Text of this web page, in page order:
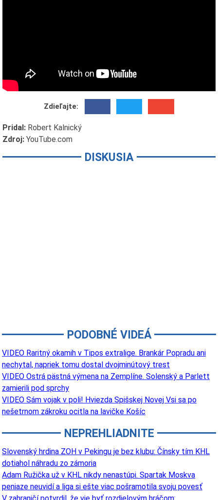
Zdieľajte:
Pridal: Robert Kalnický
Zdroj: YouTube.com
DISKUSIA
PODOBNÉ VIDEÁ
VIDEO Raritný okamih v Tipos extralige. Brankár Popradu ani
nechytal, napriek tomu dostal dvojminútový trest
VIDEO Ostrá pästná výmena na Zemplíne. Solenský a Parlett
zamierili pod sprchy
VIDEO Sám vojak v poli! Hviezda Spišskej Novej Vsi sa po
nešetrnom zákroku ocitla na lavičke Košíc
NEPREHLIADNITE
Slovenský hrdina ZOH v Pekingu je bez klubu: Čínsky tím KHL
dotiahol náhradu zo zámoria
Adam Ružička už v KHL nikdy nenastúpi. Spartak Moskva
peniaze neuvidí a liga si ešte viac pošramotila svoju povesť